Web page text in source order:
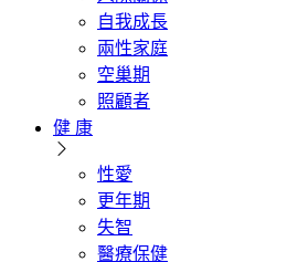
自我成長
兩性家庭
空巢期
照顧者
健 康
性愛
更年期
失智
醫療保健